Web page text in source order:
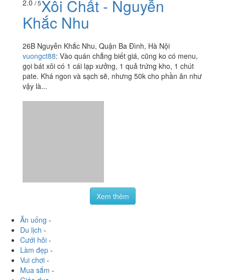
2.0/ 5Xôi Chất - Nguyễn
Khắc Nhu
26B Nguyễn Khắc Nhu, Quận Ba Đình, Hà Nội
vuongct88:Vào quán chẳng biết giá, cũng ko có menu,
Ăn uống
Du lịch-